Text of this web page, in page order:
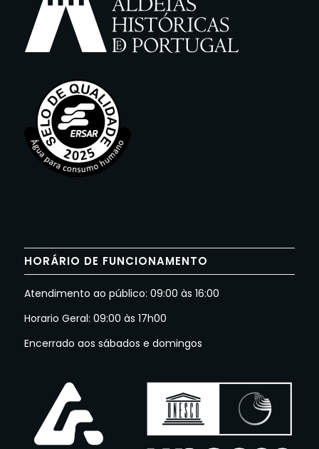
HORÁRIO DE FUNCIONAMENTO
Atendimento ao público: 09:00 às 16:00
Horario Geral: 09:00 às 17h00
Encerrado aos sábados e domingos